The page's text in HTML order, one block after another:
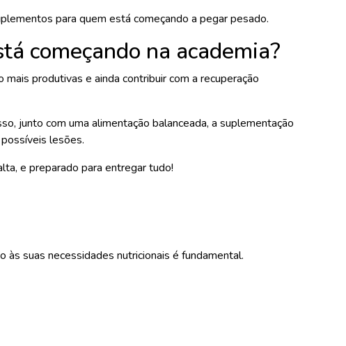
para quem está começando a pegar pesado.
começando na academia?
produtivas e ainda contribuir com a recuperação
junto com uma alimentação balanceada, a suplementação
lesões.
e preparado para entregar tudo!
suas necessidades nutricionais é fundamental.